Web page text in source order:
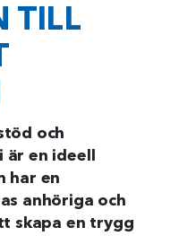
TILL
och
en ideell
har en
anhöriga och
skapa en trygg